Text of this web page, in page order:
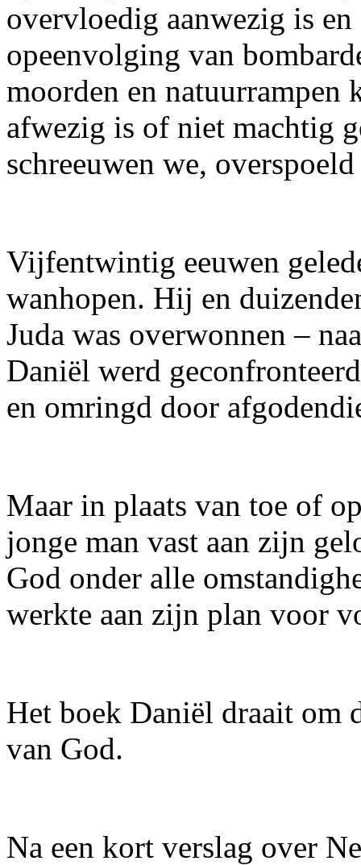
overvloedig aanwezig is
opeenvolging van
moorden en natuurrampen
afwezig is of niet machtig
schreeuwen we,
Vijfentwintig eeuwen
wanhopen. Hij en
Juda was overwonnen –
Daniël werd
en omringd door
Maar in plaats van toe of
jonge man vast aan zijn
God onder alle
werkte aan zijn plan voor
Het boek Daniël draait om
van God.
Na een kort verslag over